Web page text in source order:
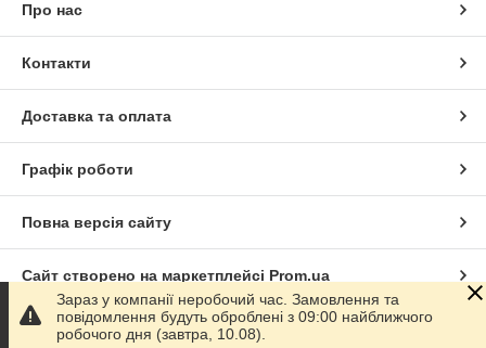
Про нас
Контакти
Доставка та оплата
Графік роботи
Повна версія сайту
Сайт створено на маркетплейсі Prom.ua
Політика конфіденційності
Зараз у компанії неробочий час. Замовлення та
повідомлення будуть оброблені з 09:00 найближчого
робочого дня (завтра, 10.08).